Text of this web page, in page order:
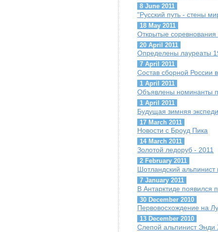
8 June 2011
"Русский путь - стены
18 May 2011
Открытые
20 April 2011
Определены лауреаты
7 April 2011
Состав сборной России
1 April 2011
Объявлены номинанты
1 April 2011
Будущая зимняя
17 March 2011
Новости с Броуд Пика
14 March 2011
Золотой ледоруб - 2011
2 February 2011
Шотландский
7 January 2011
В Антарктиде появился
30 December 2010
Первовосхождение на
13 December 2010
Слепой альпинист Энди